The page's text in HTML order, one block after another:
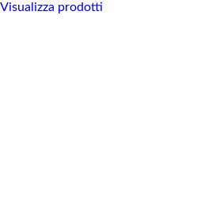
Visualizza prodotti